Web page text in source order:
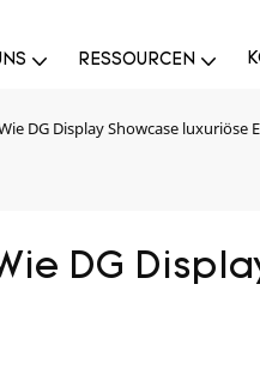
RESSOURCEN
DG Display Showcase luxuriöse
DG